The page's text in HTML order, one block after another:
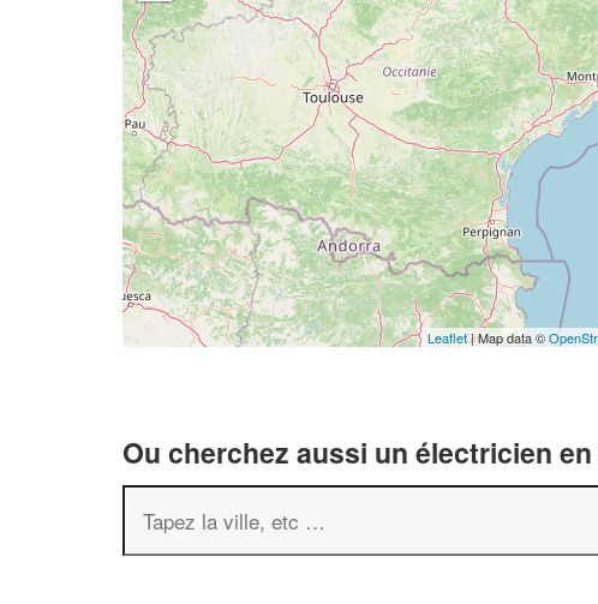
Leaflet| Map data ©
Ou cherchez aussi un électricien